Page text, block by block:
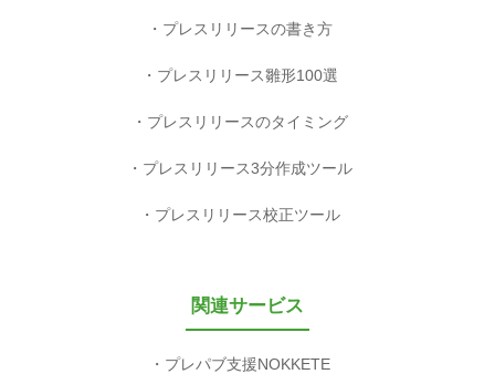
プレスリリースの書き方
プレスリリース雛形100選
プレスリリースのタイミング
プレスリリース3分作成ツール
プレスリリース校正ツール
関連サービス
プレパブ支援NOKKETE